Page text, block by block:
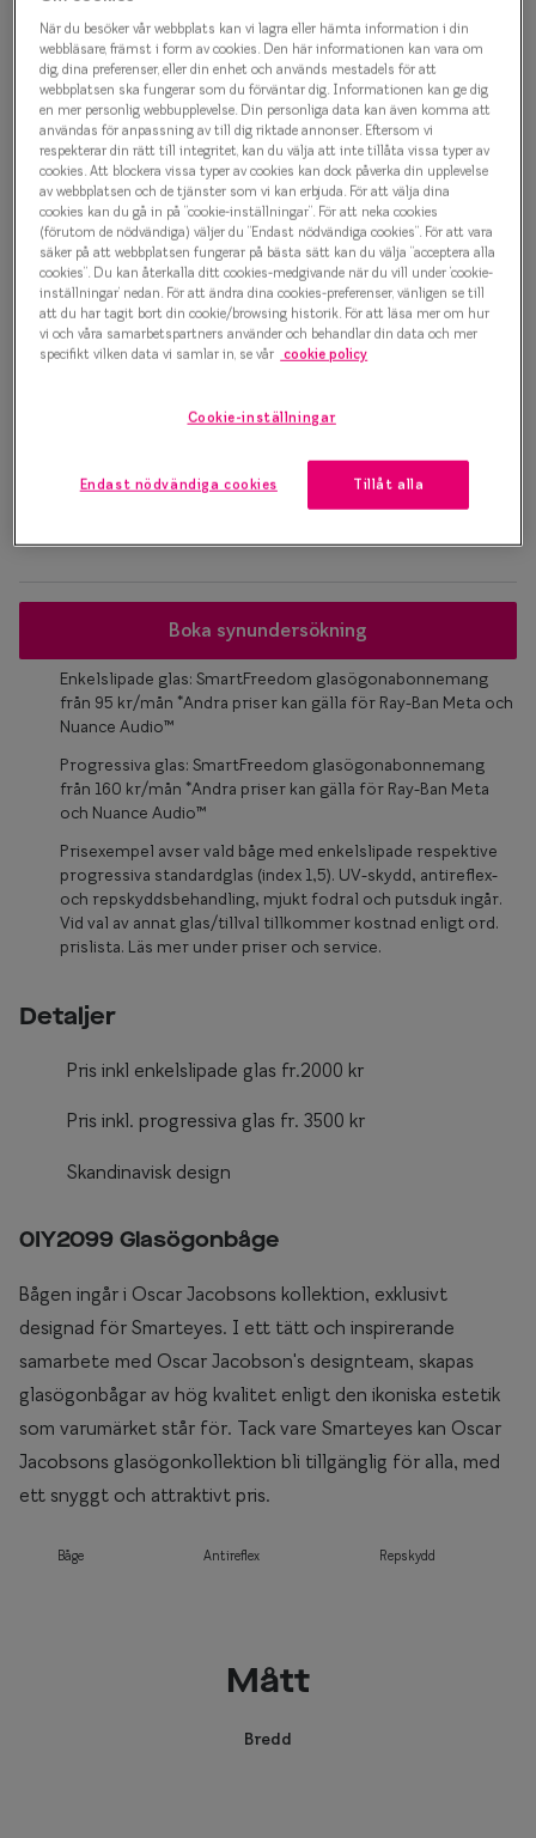
Taberg
Trender
Oscar Jacobson 0IY2099 2
Glasögonbåge
1 500 kr
Välj färg:
Svart
Upp till 119 mm
Boka synundersökning
Enkelslipade glas: SmartFreedom glasögonabonnemang
från 95 kr/mån *Andra priser kan gälla för Ray-Ban Meta och
Nuance Audio™
Progressiva glas: SmartFreedom glasögonabonnemang
från 160 kr/mån *Andra priser kan gälla för Ray-Ban Meta
och Nuance Audio™
Prisexempel avser vald båge med enkelslipade respektive
progressiva standardglas (index 1,5). UV-skydd, antireflex-
och repskyddsbehandling, mjukt fodral och putsduk ingår.
Vid val av annat glas/tillval tillkommer kostnad enligt ord.
prislista. Läs mer under priser och service.
Detaljer
Pris inkl enkelslipade glas fr.2000 kr
Pris inkl. progressiva glas fr. 3500 kr
Skandinavisk design
0IY2099 Glasögonbåge
Bågen ingår i Oscar Jacobsons kollektion, exklusivt
designad för Smarteyes. I ett tätt och inspirerande
samarbete med Oscar Jacobson's designteam, skapas
glasögonbågar av hög kvalitet enligt den ikoniska estetik
som varumärket står för. Tack vare Smarteyes kan Oscar
Jacobsons glasögonkollektion bli tillgänglig för alla, med
ett snyggt och attraktivt pris.
Båge Antireflex Repskydd
Mått
Bredd
När du besöker vår webbplats kan vi lagra eller hämta information i din
webbläsare, främst i form av cookies. Den här informationen kan vara om
dig, dina preferenser, eller din enhet och används mestadels för att
webbplatsen ska fungerar som du förväntar dig. Informationen kan ge dig
en mer personlig webbupplevelse. Din personliga data kan även komma att
användas för anpassning av till dig riktade annonser. Eftersom vi
respekterar din rätt till integritet, kan du välja att inte tillåta vissa typer av
cookies. Att blockera vissa typer av cookies kan dock påverka din upplevelse
av webbplatsen och de tjänster som vi kan erbjuda. För att välja dina
cookies kan du gå in på ”cookie-inställningar”. För att neka cookies
(förutom de nödvändiga) väljer du ”Endast nödvändiga cookies”. För att vara
säker på att webbplatsen fungerar på bästa sätt kan du välja ”acceptera alla
cookies”. Du kan återkalla ditt cookies-medgivande när du vill under ’cookie-
inställningar’ nedan. För att ändra dina cookies-preferenser, vänligen se till
att du har tagit bort din cookie/browsing historik. För att läsa mer om hur
vi och våra samarbetspartners använder och behandlar din data och mer
specifikt vilken data vi samlar in, se vår cookie policy
Cookie-inställningar
Endast nödvändiga cookies Tillåt alla